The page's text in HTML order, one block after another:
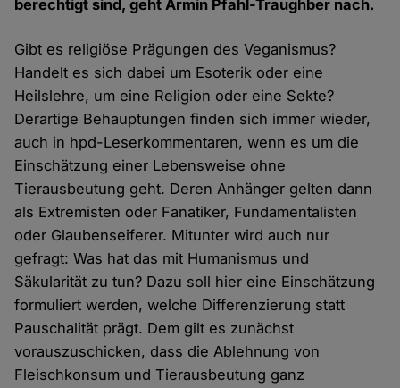
berechtigt sind, geht Armin Pfahl-Traughber nach.
Gibt es religiöse Prägungen des Veganismus?
Handelt es sich dabei um Esoterik oder eine
Heilslehre, um eine Religion oder eine Sekte?
Derartige Behauptungen finden sich immer wieder,
auch in hpd-Leserkommentaren, wenn es um die
Einschätzung einer Lebensweise ohne
Tierausbeutung geht. Deren Anhänger gelten dann
als Extremisten oder Fanatiker, Fundamentalisten
oder Glaubenseiferer. Mitunter wird auch nur
gefragt: Was hat das mit Humanismus und
Säkularität zu tun? Dazu soll hier eine Einschätzung
formuliert werden, welche Differenzierung statt
Pauschalität prägt. Dem gilt es zunächst
vorauszuschicken, dass die Ablehnung von
Fleischkonsum und Tierausbeutung ganz